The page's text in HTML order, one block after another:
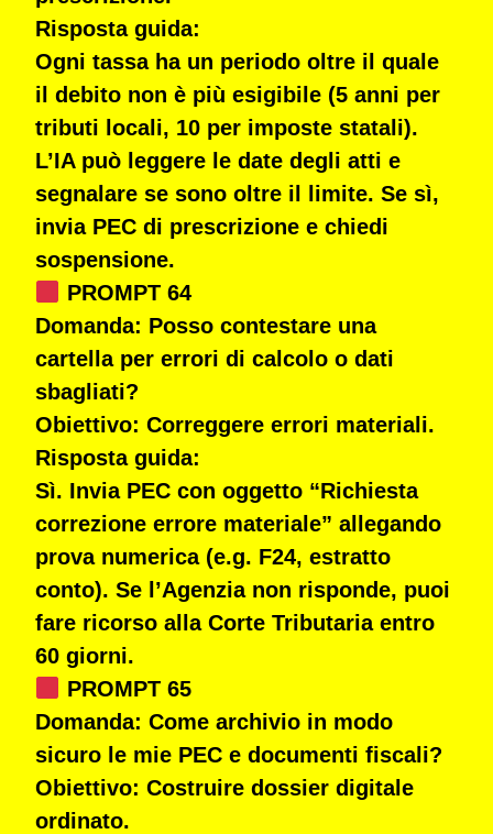
Risposta guida:
Ogni tassa ha un periodo oltre il quale
il debito non è più esigibile (5 anni per
tributi locali, 10 per imposte statali).
L’IA può leggere le date degli atti e
segnalare se sono oltre il limite. Se sì,
invia PEC di prescrizione e chiedi
sospensione.
PROMPT 64
Domanda: Posso contestare una
cartella per errori di calcolo o dati
sbagliati?
Obiettivo: Correggere errori materiali.
Risposta guida:
Sì. Invia PEC con oggetto “Richiesta
correzione errore materiale” allegando
prova numerica (e.g. F24, estratto
conto). Se l’Agenzia non risponde, puoi
fare ricorso alla Corte Tributariaentro
60 giorni.
PROMPT 65
Domanda: Come archivio in modo
sicuro le mie PEC e documenti fiscali?
Obiettivo: Costruire dossier digitale
ordinato.